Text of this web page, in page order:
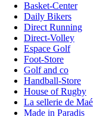
Basket-Center
Daily Bikers
Direct Running
Direct-Volley
Espace Golf
Foot-Store
Golf and co
Handball-Store
House of Rugby
La sellerie de Maé
Made in Paradis